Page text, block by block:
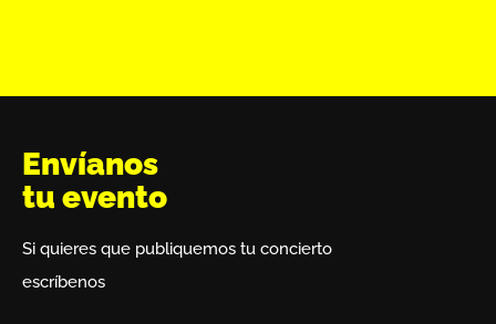
Envíanos
tu evento
Si quieres que publiquemos tu concierto
escríbenos